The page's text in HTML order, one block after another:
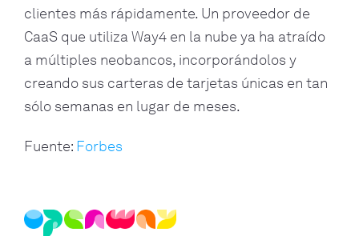
clientes más rápidamente. Un proveedor de
CaaS que utiliza Way4 en la nube ya ha atraído
a múltiples neobancos, incorporándolos y
creando sus carteras de tarjetas únicas en tan
sólo semanas en lugar de meses.
Fuente: Forbes